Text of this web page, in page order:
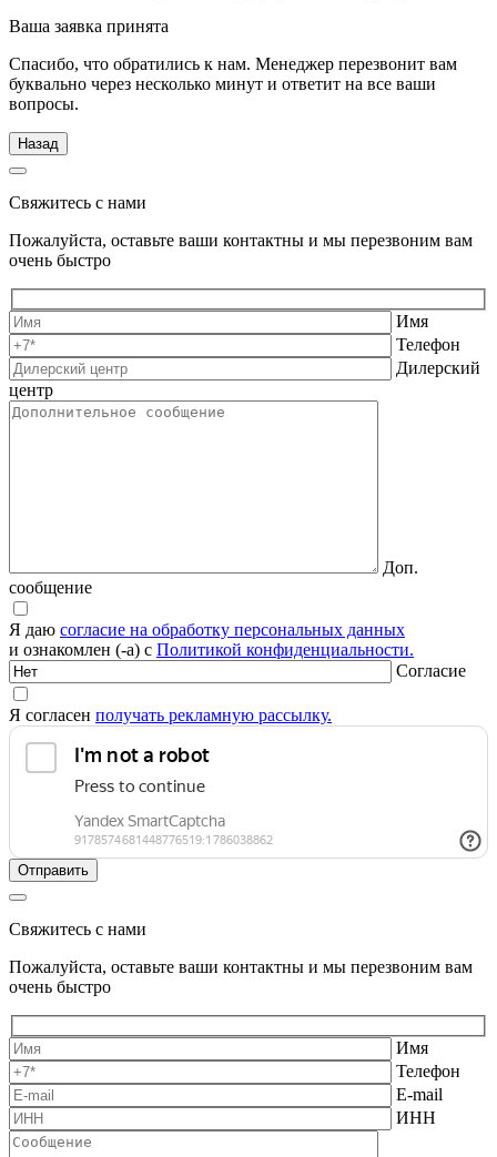
Ваша заявка принята
Спасибо, что обратились к нам. Менеджер перезвонит вам
буквально через несколько минут и ответит на все ваши
вопросы.
Назад
Свяжитесь с нами
Пожалуйста, оставьте ваши контактны и мы перезвоним вам
очень быстро
Имя
Телефон
Дилерский
центр
Доп.
сообщение
Я даю согласие на обработку персональных данных
и ознакомлен (-а) с Политикой конфиденциальности.
Согласие
Я согласен получать рекламную рассылку.
Свяжитесь с нами
Пожалуйста, оставьте ваши контактны и мы перезвоним вам
очень быстро
Имя
Телефон
E-mail
ИНН